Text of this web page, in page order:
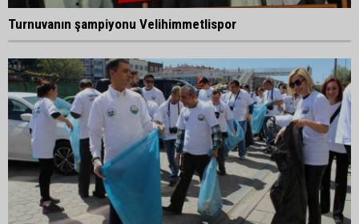
Turnuvanın şampiyonu Velihimmetlispor